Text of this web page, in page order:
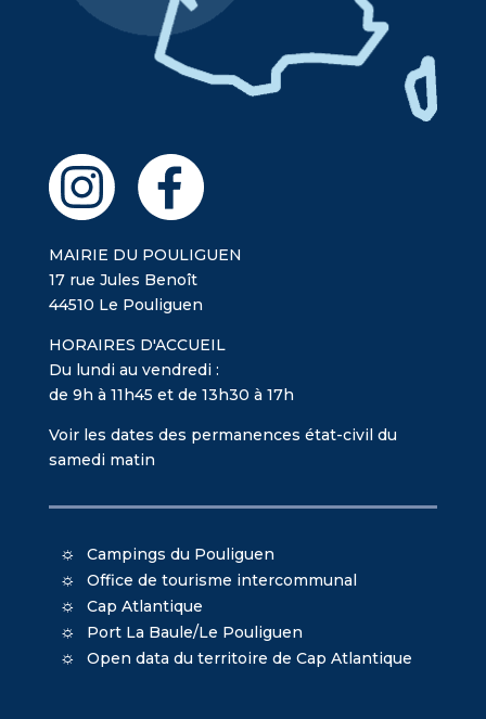
MAIRIE DU POULIGUEN
17 rue Jules Benoît
44510 Le Pouliguen
HORAIRES D'ACCUEIL
Du lundi au vendredi :
de 9h à 11h45 et de 13h30 à 17h
Voir les dates des permanences état-civil du
samedi matin
Campings du Pouliguen
Office de tourisme intercommunal
Cap Atlantique
Port La Baule/Le Pouliguen
Open data du territoire de Cap Atlantique